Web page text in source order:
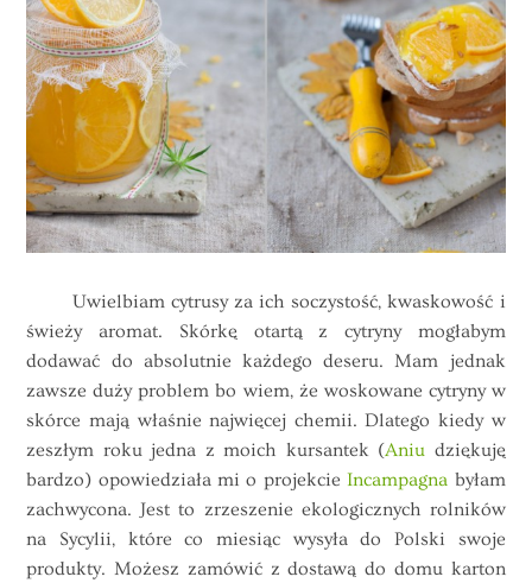
Uwielbiam cytrusy za ich soczystość, kwaskowość i
świeży aromat. Skórkę otartą z cytryny mogłabym
dodawać do absolutnie każdego deseru. Mam jednak
zawsze duży problem bo wiem, że woskowane cytryny w
skórce mają właśnie najwięcej chemii. Dlatego kiedy w
zeszłym roku jedna z moich kursantek (Aniu dziękuję
bardzo) opowiedziała mi o projekcieIncampagna byłam
zachwycona. Jest to zrzeszenie ekologicznych rolników
na Sycylii, które co miesiąc wysyła do Polski swoje
produkty. Możesz zamówić z dostawą do domu karton